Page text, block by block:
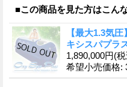
■この商品を見た方はこん
【最大1.3気
キシスパプラ
1,890,000円(
希望小売価格: